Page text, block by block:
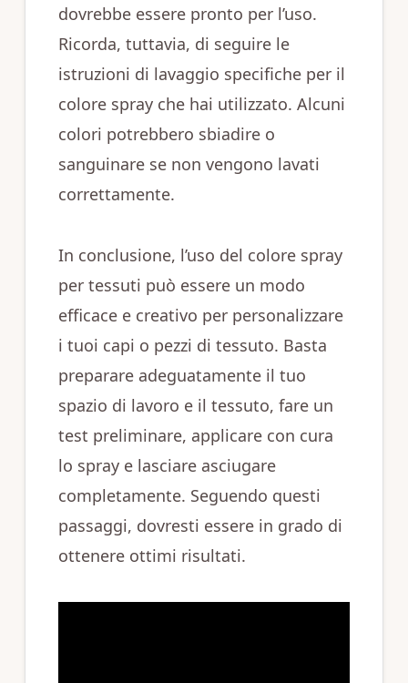
dovrebbe essere pronto per l’uso.
Ricorda, tuttavia, di seguire le
istruzioni di lavaggio specifiche per il
colore spray che hai utilizzato. Alcuni
colori potrebbero sbiadire o
sanguinare se non vengono lavati
correttamente.
In conclusione, l’uso del colore spray
per tessuti può essere un modo
efficace e creativo per personalizzare
i tuoi capi o pezzi di tessuto. Basta
preparare adeguatamente il tuo
spazio di lavoro e il tessuto, fare un
test preliminare, applicare con cura
lo spray e lasciare asciugare
completamente. Seguendo questi
passaggi, dovresti essere in grado di
ottenere ottimi risultati.